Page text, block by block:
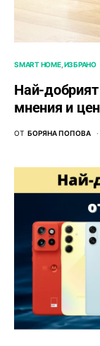
SMART HOME ИЗБРАНО
Най-добрият
мнения и
ОТ БОРЯНА ПОПОВА